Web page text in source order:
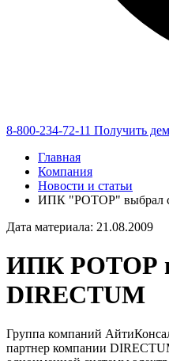
8-800-234-72-11 Получить
Главная
Компания
Новости и статьи
ИПК "РОТОР" выбрал
Дата материала: 21.08.2009
ИПК РОТОР
DIRECTUM
Группа компаний
партнер компании